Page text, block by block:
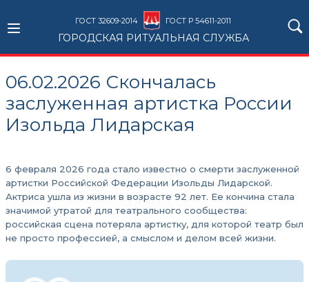
ГОСТ 32609-2014 ГОСТ Р 54611-2011
ГОРОДСКАЯ РИТУАЛЬНАЯ СЛУЖБА
06.02.2026 Скончалась
заслуженная артистка России
Изольда Лидарская
6 февраля 2026 года стало известно о смерти заслуженной
артистки Российской Федерации Изольды Лидарской.
Актриса ушла из жизни в возрасте 92 лет. Ее кончина стала
значимой утратой для театрального сообщества:
российская сцена потеряла артистку, для которой театр был
не просто профессией, а смыслом и делом всей жизни.